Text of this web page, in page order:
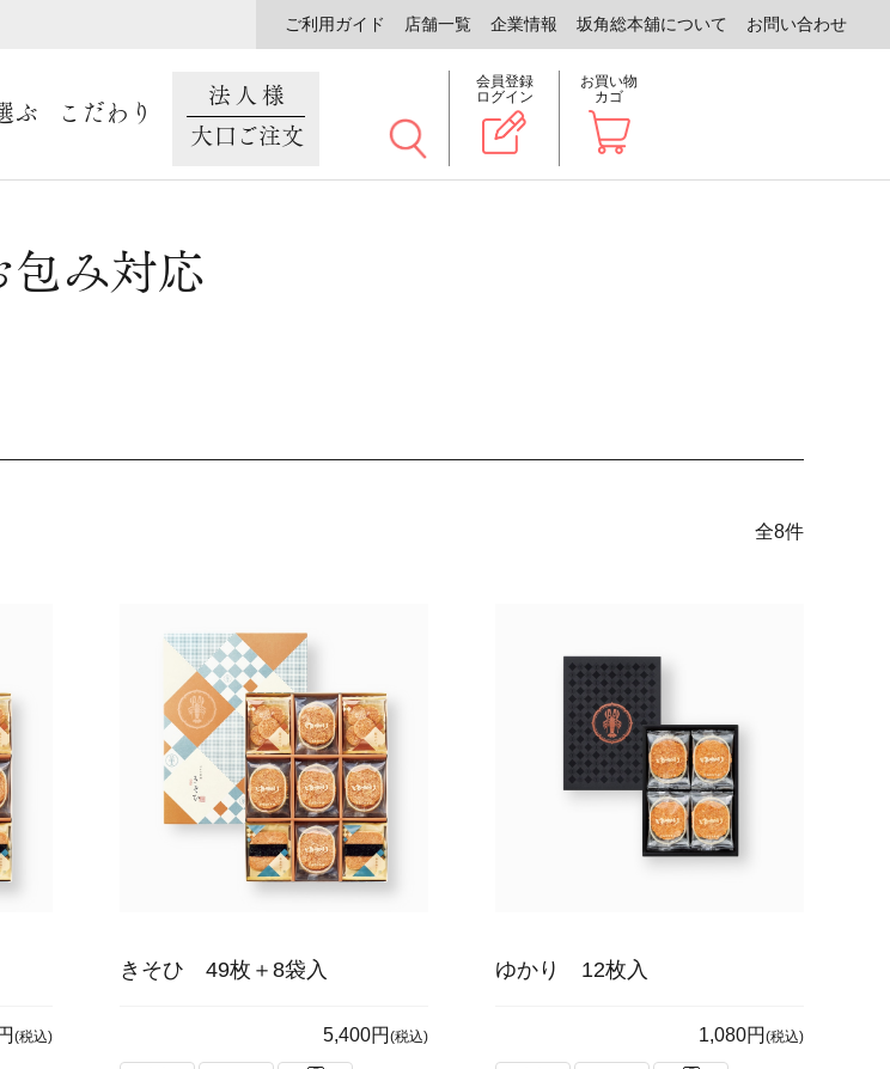
ご利用ガイド 店舗一覧 企業情報 坂角総本舖について お問い合わせ
ぶ こだわり
法人様
大口ご注文
会員登録
ログイン
お買い物
カゴ
包み対応
全8件
(税込)
きそひ 49枚＋8袋入
5,400円 (税込)
ゆかり 12枚入
1,080円 (税込)